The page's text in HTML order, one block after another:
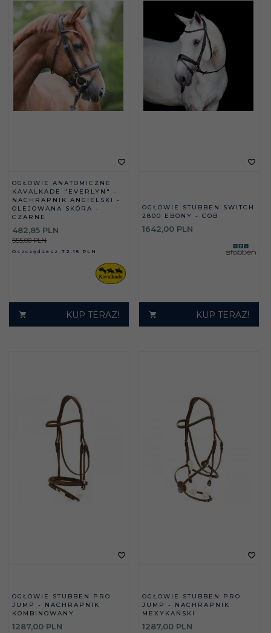
OGŁOWIE ANATOMICZNE
KAVALKADE "EVERLYN" -
NACHRAPNIK ANGIELSKI -
OLEJOWANA SKÓRA -
CZARNE
482,85 PLN
555,00 PLN
Oszczędzasz 72.15 PLN
KUP TERAZ!
OGŁOWIE STUBBEN SWITCH
2800 EBONY - COB
1642,00 PLN
KUP TERAZ!
OGŁOWIE STUBBEN PRO
JUMP - NACHRAPNIK
KOMBINOWANY
1287,00 PLN
OGŁOWIE STUBBEN PRO
JUMP - NACHRAPNIK
MEXYKAŃSKI
1287,00 PLN